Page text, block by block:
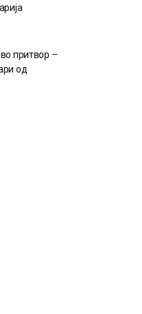
притвор –
од